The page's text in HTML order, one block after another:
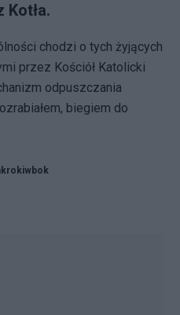
chodzi o tych żyjących
przez Kościół Katolicki
odpuszczania
biegiem do